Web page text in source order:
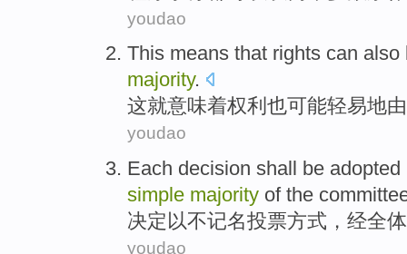
youdao
This means that rights can also
majority.
这就意味着权利 也可能轻易地
youdao
Each decision shall be adopted
simple majority of the
决定以不记名投票方式，经全体
youdao